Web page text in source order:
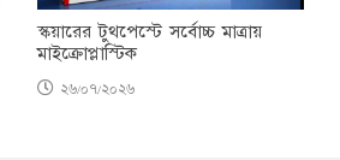
স্কয়ারের টুথপেস্টে সর্বোচ্চ মাত্রায়
মাইক্রোপ্লাস্টিক
২৬/০৭/২০২৬